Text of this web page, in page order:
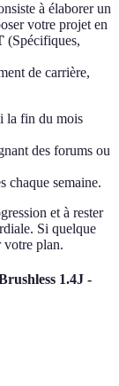
à élaborer un
votre projet en
(Spécifiques,
de carrière,
la fin du mois
des forums ou
chaque semaine.
et à rester
Si quelque
votre plan.
1.4J -